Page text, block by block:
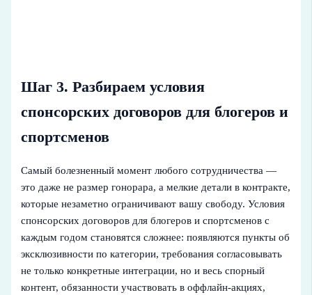
Шаг 3. Разбираем условия
спонсорских договоров для блогеров и
спортсменов
Самый болезненный момент любого сотрудничества —
это даже не размер гонорара, а мелкие детали в контракте,
которые незаметно ограничивают вашу свободу. Условия
спонсорских договоров для блогеров и спортсменов с
каждым годом становятся сложнее: появляются пункты об
эксклюзивности по категории, требования согласовывать
не только конкретные интеграции, но и весь спорный
контент, обязанности участвовать в оффлайн‑акциях,